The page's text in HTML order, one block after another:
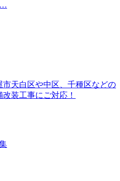
…
天白区や中区、千種区などの
装工事にご対応！